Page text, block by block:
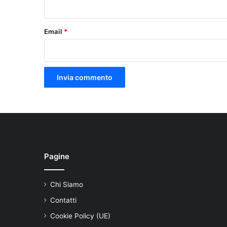
Email *
Pagine
Chi Siamo
Contatti
Cookie Policy (UE)